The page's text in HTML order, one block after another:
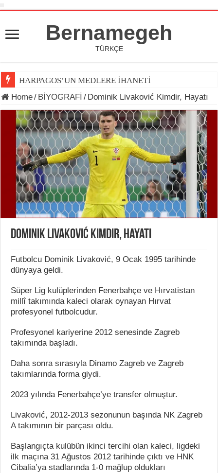
Bernamegeh
TÜRKÇE
HARPAGOS’UN MEDLERE İHANETİ
Home/ BİYOGRAFİ / Dominik Livaković Kimdir, Hayatı
Dominik Livaković Kimdir, Hayatı
Futbolcu Dominik Livaković, 9 Ocak 1995 tarihinde
dünyaya geldi.
Süper Lig kulüplerinden Fenerbahçe ve Hırvatistan
millî takımında kaleci olarak oynayan Hırvat
profesyonel futbolcudur.
Profesyonel kariyerine 2012 senesinde Zagreb
takımında başladı.
Daha sonra sırasıyla Dinamo Zagreb ve Zagreb
takımlarında forma giydi.
2023 yılında Fenerbahçe’ye transfer olmuştur.
Livaković, 2012-2013 sezonunun başında NK Zagreb
A takımının bir parçası oldu.
Başlangıçta kulübün ikinci tercihi olan kaleci, ligdeki
ilk maçına 31 Ağustos 2012 tarihinde çıktı ve HNK
Cibalia’ya stadlarında 1-0 mağlup oldukları